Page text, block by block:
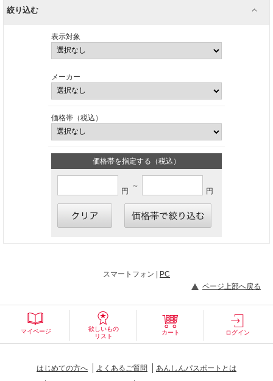
絞り込む
表示対象
メーカー
価格帯（税込）
価格帯を指定する（税込）
円
～
円
スマートフォン | PC
ページ上部へ戻る
マイページ
欲しいもの
リスト
カート ログイン
はじめての方へ よくあるご質問
あんしんパスポートとは